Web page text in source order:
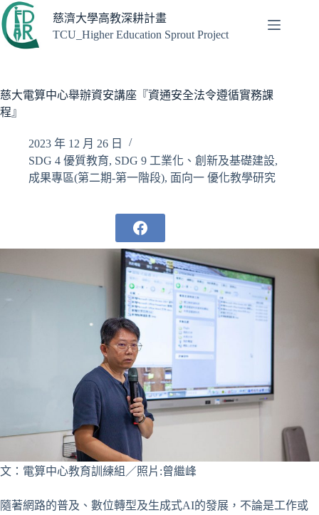
跳
至
主
容
慈濟大學高教深耕計畫
TCU_Higher Education Sprout Project
慈大電算中心舉辦資安講座『資通安全法令遵循實務課
程』
2023 年 12 月 26 日
SDG 4 優質教育, SDG 9 工業化、創新及基礎建設,
成果專區(第二期-第一階段), 面向一 優化教學研究
文：電算中心教育訓練組／照片:曾繼峰
隨著網路的普及、數位轉型及生成式AI的發展，不論是工作或